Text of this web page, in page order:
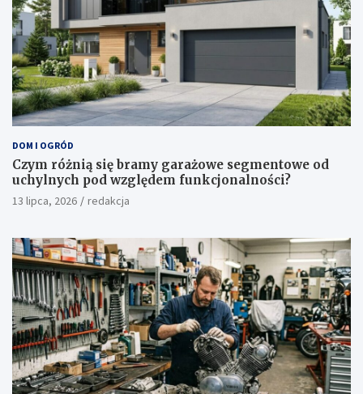
DOM I OGRÓD
Czym różnią się bramy garażowe segmentowe od
uchylnych pod względem funkcjonalności?
13 lipca, 2026 redakcja